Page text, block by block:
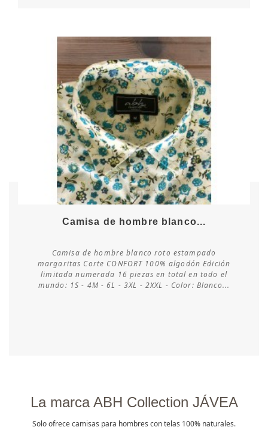
Consultar disponibilidad
Camisa de hombre blanco...
Camisa de hombre blanco roto estampado
margaritas Corte CONFORT 100% algodón Edición
limitada numerada 16 piezas en total en todo el
mundo: 1S - 4M - 6L - 3XL - 2XXL - Color: Blanco...
La marca ABH Collection JÁVEA
Solo ofrece camisas para hombres con telas 100% naturales.